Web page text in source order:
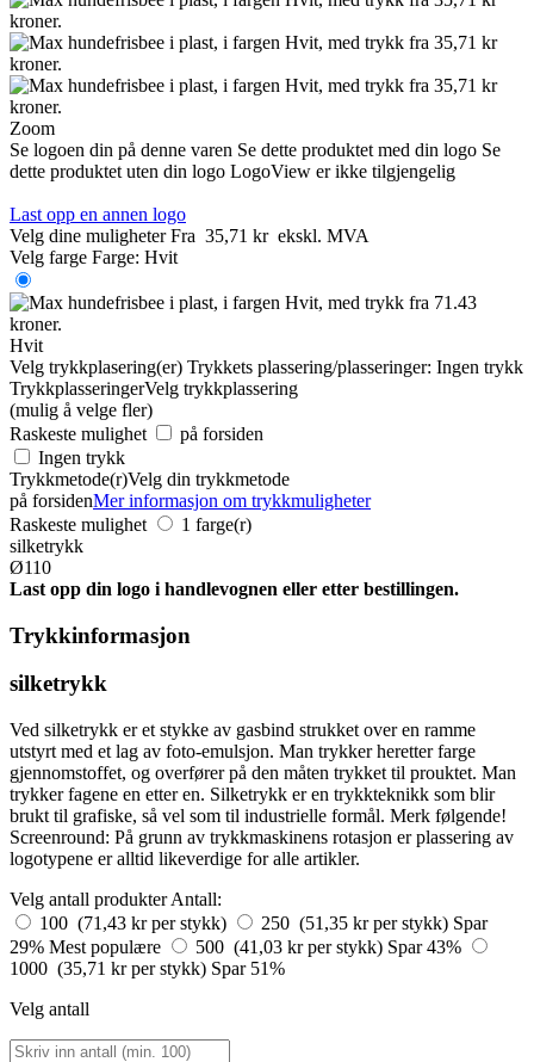
Zoom
Se logoen din på denne varen Se dette produktet med din logo Se
dette produktet uten din logo LogoView er ikke tilgjengelig
Last opp en annen logo
Velg dine muligheter Fra 35,71 kr ekskl. MVA
Velg farge Farge: Hvit
Hvit
Velg trykkplasering(er) Trykkets plassering/plasseringer: Ingen trykk
TrykkplasseringerVelg trykkplassering
(mulig å velge fler)
Raskeste mulighet
på forsiden
Ingen trykk
Trykkmetode(r)Velg din trykkmetode
på forsidenMer informasjon om trykkmuligheter
Raskeste mulighet
1 farge(r)
silketrykk
Ø110
Last opp din logo i handlevognen eller etter bestillingen.
Trykkinformasjon
silketrykk
Ved silketrykk er et stykke av gasbind strukket over en ramme
utstyrt med et lag av foto-emulsjon. Man trykker heretter farge
gjennomstoffet, og overfører på den måten trykket til prouktet. Man
trykker fagene en etter en. Silketrykk er en trykkteknikk som blir
brukt til grafiske, så vel som til industrielle formål. Merk følgende!
Screenround: På grunn av trykkmaskinens rotasjon er plassering av
logotypene er alltid likeverdige for alle artikler.
Velg antall produkter Antall:
100 (71,43 kr per stykk)
250 (51,35 kr per stykk) Spar
29% Mest populære 500 (41,03 kr per stykk) Spar 43%
1000 (35,71 kr per stykk) Spar 51%
Velg antall